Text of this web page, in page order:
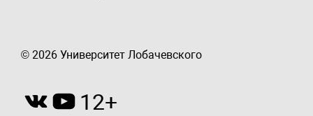
© 2026 Университет Лобачевского
12+